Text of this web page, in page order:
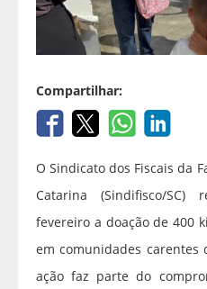
Compartilhar:
O Sindicato dos Fiscais da
Catarina (Sindifisco/
fevereiro a doação de 400
em comunidades carentes
ação faz parte do